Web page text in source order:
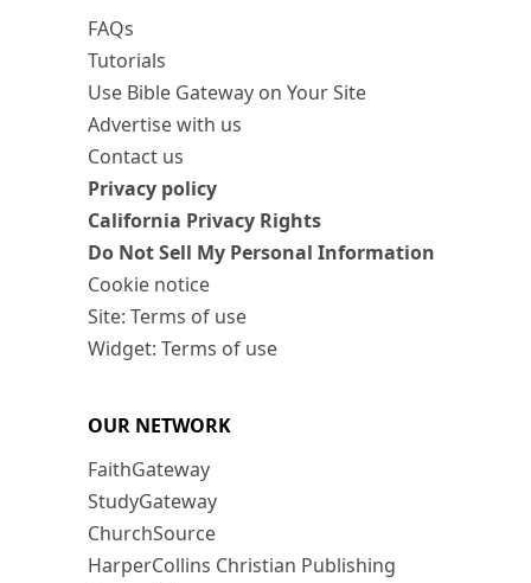
FAQs
Tutorials
Use Bible Gateway on Your Site
Advertise with us
Contact us
Privacy policy
California Privacy Rights
Do Not Sell My Personal Information
Cookie notice
Site: Terms of use
Widget: Terms of use
OUR NETWORK
FaithGateway
StudyGateway
ChurchSource
HarperCollins Christian Publishing